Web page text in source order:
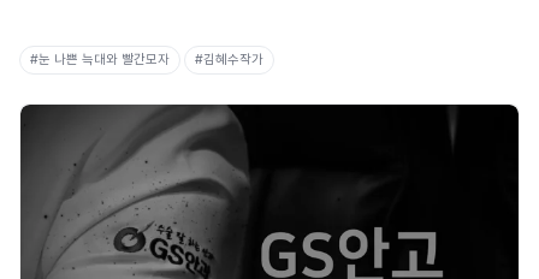
#눈 나쁜 늑대와 빨간모자 #김혜수작가